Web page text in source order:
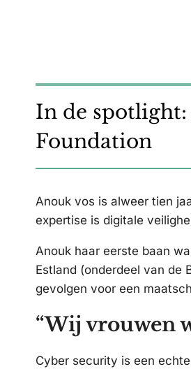
In de spotlight:
Foundation
Anouk vos is alweer tien
expertise is digitale
Anouk haar eerste baan
Estland (onderdeel van de
gevolgen voor een
“Wij vrouwen
Cyber security is een